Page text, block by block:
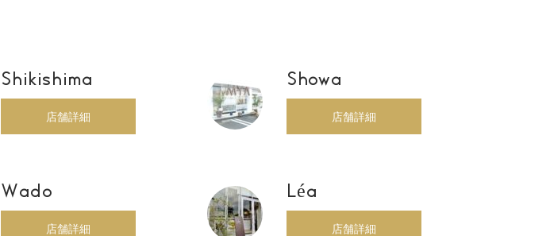
Shikishima
店舗詳細
Showa
店舗詳細
Wado
店舗詳細
Léa
店舗詳細